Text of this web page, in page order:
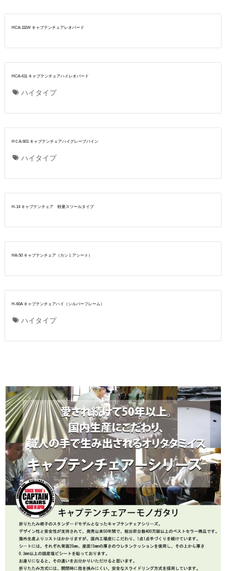
HCA-111W キャプテンチェアレオパード
HCA-611 キャプテンチェアハイレオパード
ハイタイプ
HＣA-601 キャプテンチェアハイグレープバイン
ハイタイプ
H-14 キャプテンチェア 軽量スツールタイプ
HA-50 キャプテンチェア（カシミアシート）
H-60A キャプテンチェアハイ（シルバーフレーム）
ハイタイプ